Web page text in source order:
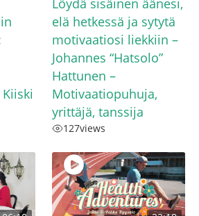
Löydä sisäinen äänesi,
elä hetkessä ja sytytä
motivaatiosi liekkiin –
Johannes “Hatsolo”
Hattunen –
Motivaatiopuhuja,
yrittäjä, tanssija
127views